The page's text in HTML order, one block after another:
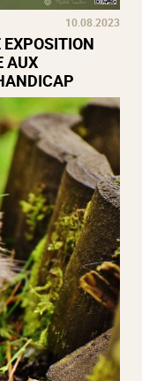
10.08.2023
EXPOSITION
AUX